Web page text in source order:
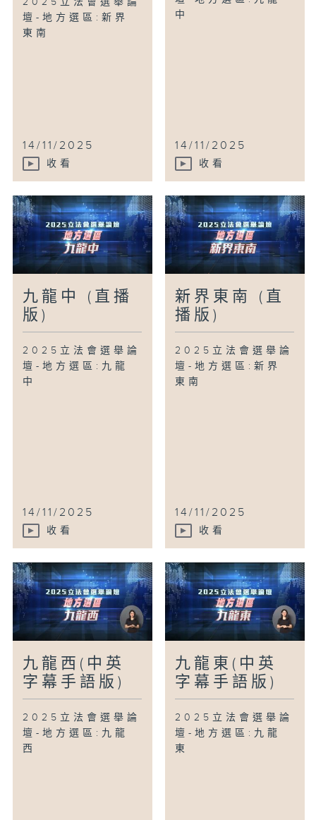
2025立法會選舉論
壇-地方選區:新界
東南
14/11/2025
收看
中
14/11/2025
收看
九龍中 (直播
版)
2025立法會選舉論
壇-地方選區:九龍
中
14/11/2025
收看
新界東南 (直
播版)
2025立法會選舉論
壇-地方選區:新界
東南
14/11/2025
收看
九龍西(中英
字幕手語版)
2025立法會選舉論
壇-地方選區:九龍
西
九龍東(中英
字幕手語版)
2025立法會選舉論
壇-地方選區:九龍
東